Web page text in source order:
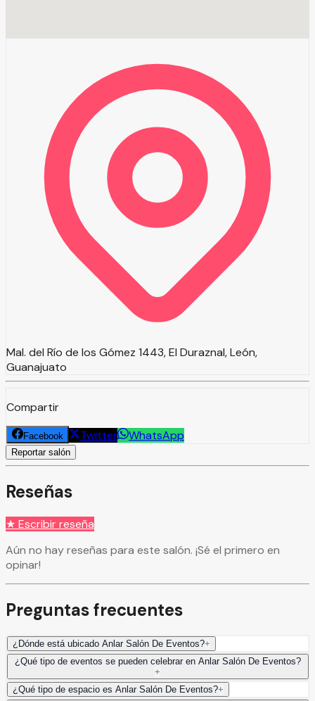
Mal. del Río de los Gómez 1443, El Duraznal, León,
Guanajuato
Compartir
Facebook Twitter WhatsApp
Reportar salón
Reseñas
★ Escribir reseña
Aún no hay reseñas para este salón. ¡Sé el primero en
opinar!
Preguntas frecuentes
¿Dónde está ubicado Anlar Salón De Eventos?+
¿Qué tipo de eventos se pueden celebrar en Anlar Salón De Eventos?
+
¿Qué tipo de espacio es Anlar Salón De Eventos?+